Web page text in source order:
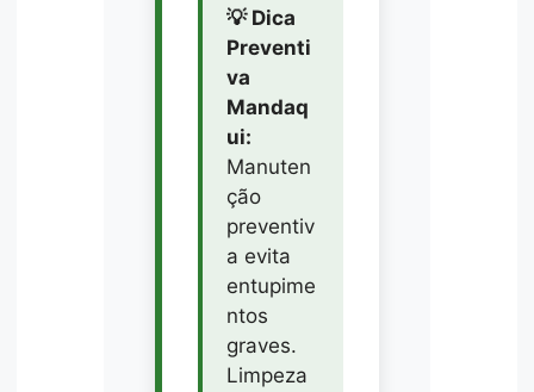
💡 Dica
Preventi
va
Mandaq
ui:
Manuten
ção
preventiv
a evita
entupime
ntos
graves.
Limpeza